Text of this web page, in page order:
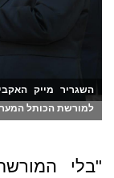
השגריר מייק
למורשת הכותל
"בלי